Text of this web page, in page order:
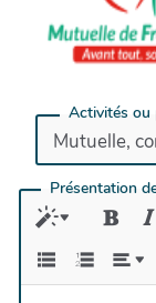
Activités ou
Présentation